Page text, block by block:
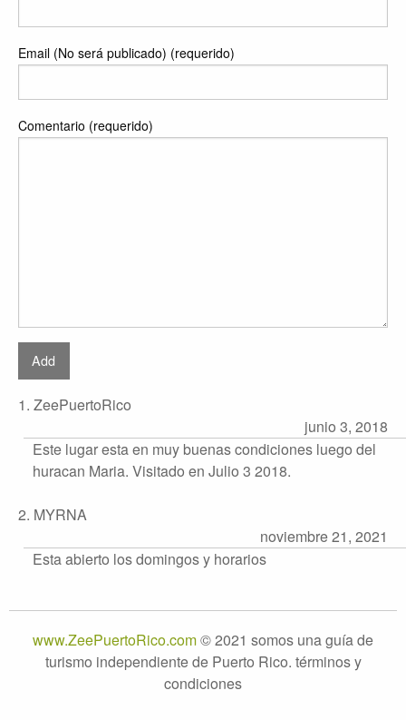
Email (No será publicado) (requerido)
Comentario (requerido)
1. ZeePuertoRico
junio 3, 2018
Este lugar esta en muy buenas condiciones luego del
huracan Maria. Visitado en Julio 3 2018.
2. MYRNA
noviembre 21, 2021
Esta abierto los domingos y horarios
www.ZeePuertoRico.com© 2021 somos una guía de
turismo independiente de Puerto Rico. términos y
condiciones